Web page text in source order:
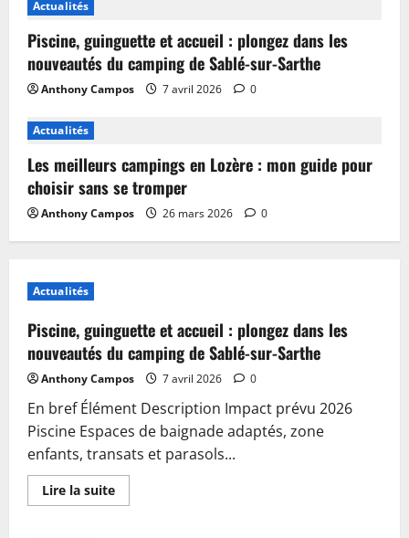
Actualités
Piscine, guinguette et accueil : plongez dans les
nouveautés du camping de Sablé-sur-Sarthe
Anthony Campos 7 avril 2026 0
Actualités
Les meilleurs campings en Lozère : mon guide pour
choisir sans se tromper
Anthony Campos 26 mars 2026 0
Actualités
Piscine, guinguette et accueil : plongez dans les
nouveautés du camping de Sablé-sur-Sarthe
Anthony Campos 7 avril 2026 0
En bref Élément Description Impact prévu 2026
Piscine Espaces de baignade adaptés, zone
enfants, transats et parasols...
Lire la suiteEn
savoir